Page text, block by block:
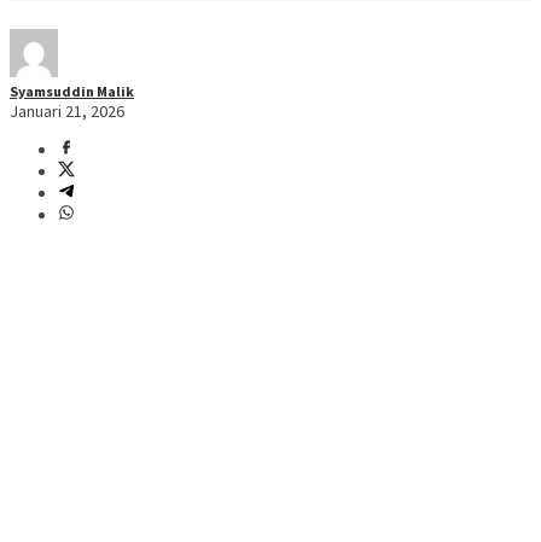
Syamsuddin Malik
Januari 21, 2026